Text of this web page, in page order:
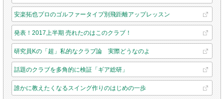
安楽拓也プロのゴルファータイプ別飛距離アップレッスン
発表！2017上半期 売れたのはこのクラブ！
研究員Kの「超」私的なクラブ論 実際どうなのよ
話題のクラブを多角的に検証「ギア総研」
誰かに教えたくなるスイング作りのはじめの一歩